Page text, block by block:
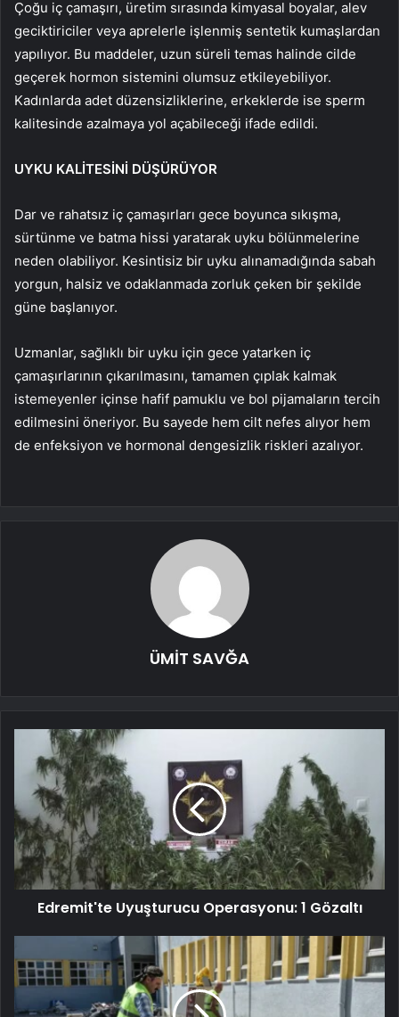
Çoğu iç çamaşırı, üretim sırasında kimyasal boyalar, alev
geciktiriciler veya aprelerle işlenmiş sentetik kumaşlardan
yapılıyor. Bu maddeler, uzun süreli temas halinde cilde
geçerek hormon sistemini olumsuz etkileyebiliyor.
Kadınlarda adet düzensizliklerine, erkeklerde ise sperm
kalitesinde azalmaya yol açabileceği ifade edildi.
UYKU KALİTESİNİ DÜŞÜRÜYOR
Dar ve rahatsız iç çamaşırları gece boyunca sıkışma,
sürtünme ve batma hissi yaratarak uyku bölünmelerine
neden olabiliyor. Kesintisiz bir uyku alınamadığında sabah
yorgun, halsiz ve odaklanmada zorluk çeken bir şekilde
güne başlanıyor.
Uzmanlar, sağlıklı bir uyku için gece yatarken iç
çamaşırlarının çıkarılmasını, tamamen çıplak kalmak
istemeyenler içinse hafif pamuklu ve bol pijamaların tercih
edilmesini öneriyor. Bu sayede hem cilt nefes alıyor hem
de enfeksiyon ve hormonal dengesizlik riskleri azalıyor.
ÜMİT SAVĞA
Edremit'te Uyuşturucu Operasyonu: 1 Gözaltı